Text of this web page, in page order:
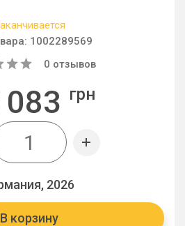
1002289569
0 отзывов
083 грн
2026
В корзину